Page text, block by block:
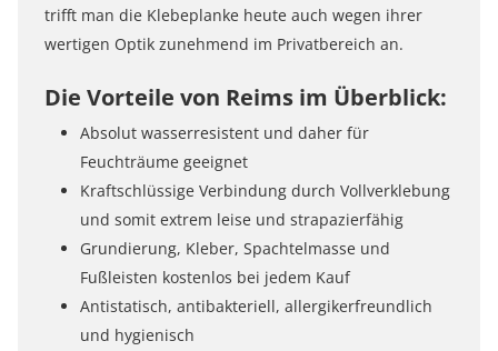
trifft man die Klebeplanke heute auch wegen ihrer
wertigen Optik zunehmend im Privatbereich an.
Die Vorteile von Reims im Überblick:
Absolut wasserresistent und daher für
Feuchträume geeignet
Kraftschlüssige Verbindung durch Vollverklebung
und somit extrem leise und strapazierfähig
Grundierung, Kleber, Spachtelmasse und
Fußleisten kostenlos bei jedem Kauf
Antistatisch, antibakteriell, allergikerfreundlich
und hygienisch